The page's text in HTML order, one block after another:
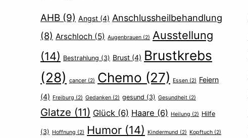
AHB (9) Angst (4) Anschlussheilbehandlung
(8) Arschloch (5) Augenbrauen (2) Ausstellung
(14) Bestrahlung (3) Brust (4) Brustkrebs
(28)
cancer (2) Chemo (27) Essen (2) Feiern
(4) Freiburg (2) Gedanken (2) gesund (3) Gesundheit (2)
Glatze (11) Glück (6) Haare (6) Heilung (2) Hilfe
(3) Hoffnung (2) Humor (14) Kindermund (2) Kopftuch (2)